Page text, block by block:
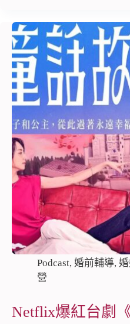
Podcast, 婚前輔導,
營
Netflix爆紅台劇